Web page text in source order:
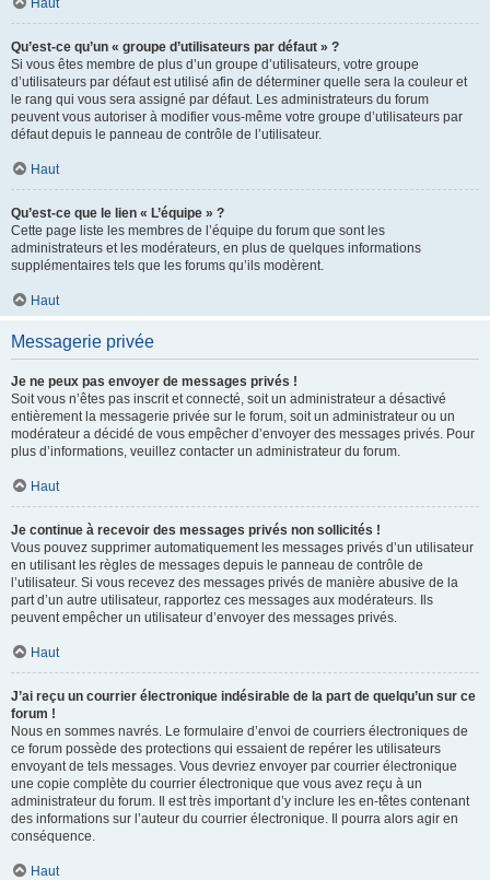
Haut
Qu’est-ce qu’un « groupe d’utilisateurs par défaut » ?
Si vous êtes membre de plus d’un groupe d’utilisateurs, votre groupe
d’utilisateurs par défaut est utilisé afin de déterminer quelle sera la couleur et
le rang qui vous sera assigné par défaut. Les administrateurs du forum
peuvent vous autoriser à modifier vous-même votre groupe d’utilisateurs par
défaut depuis le panneau de contrôle de l’utilisateur.
Haut
Qu’est-ce que le lien « L’équipe » ?
Cette page liste les membres de l’équipe du forum que sont les
administrateurs et les modérateurs, en plus de quelques informations
supplémentaires tels que les forums qu’ils modèrent.
Haut
Messagerie privée
Je ne peux pas envoyer de messages privés !
Soit vous n’êtes pas inscrit et connecté, soit un administrateur a désactivé
entièrement la messagerie privée sur le forum, soit un administrateur ou un
modérateur a décidé de vous empêcher d’envoyer des messages privés. Pour
plus d’informations, veuillez contacter un administrateur du forum.
Haut
Je continue à recevoir des messages privés non sollicités !
Vous pouvez supprimer automatiquement les messages privés d’un utilisateur
en utilisant les règles de messages depuis le panneau de contrôle de
l’utilisateur. Si vous recevez des messages privés de manière abusive de la
part d’un autre utilisateur, rapportez ces messages aux modérateurs. Ils
peuvent empêcher un utilisateur d’envoyer des messages privés.
Haut
J’ai reçu un courrier électronique indésirable de la part de quelqu’un sur ce
forum !
Nous en sommes navrés. Le formulaire d’envoi de courriers électroniques de
ce forum possède des protections qui essaient de repérer les utilisateurs
envoyant de tels messages. Vous devriez envoyer par courrier électronique
une copie complète du courrier électronique que vous avez reçu à un
administrateur du forum. Il est très important d’y inclure les en-têtes contenant
des informations sur l’auteur du courrier électronique. Il pourra alors agir en
conséquence.
Haut